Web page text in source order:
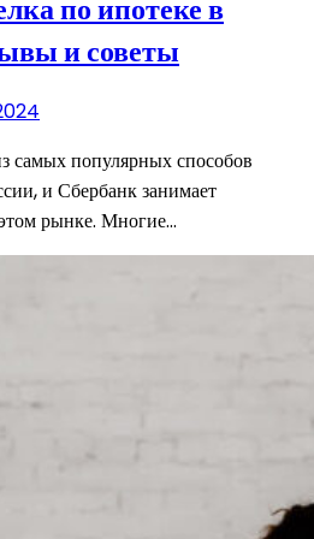
по ипотеке в
и советы
самых популярных способов
и Сбербанк занимает
рынке. Многие…